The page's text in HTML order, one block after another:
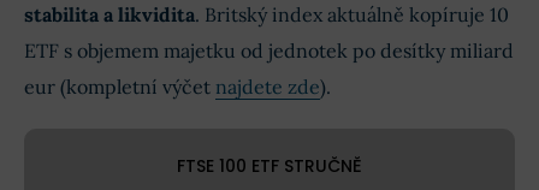
stabilita a likvidita. Britský index aktuálně kopíruje 10
ETF s objemem majetku od jednotek po desítky miliard
eur (kompletní výčet najdete zde).
FTSE 100 ETF STRUČNĚ